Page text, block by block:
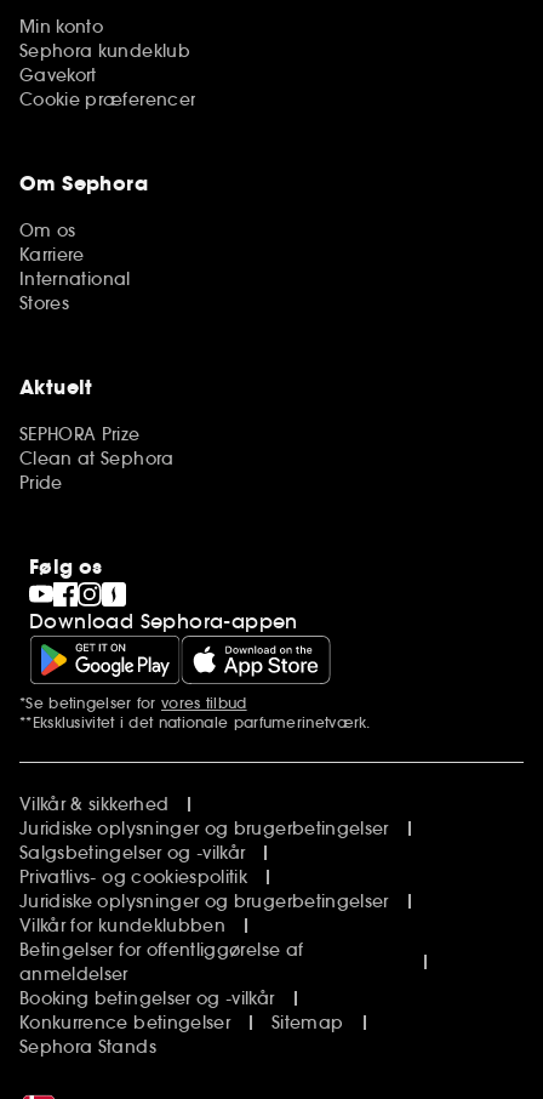
Min konto
Sephora kundeklub
Gavekort
Cookie præferencer
Om Sephora
Om os
Karriere
International
Stores
Aktuelt
SEPHORA Prize
Clean at Sephora
Pride
Følg os
Download Sephora-appen
Yderligere bemærkninger
*Se betingelser for vores tilbud
**Eksklusivitet i det nationale parfumerinetværk.
Vilkår & sikkerhed
Juridiske oplysninger og brugerbetingelser
Salgsbetingelser og -vilkår
Privatlivs- og cookiespolitik
Juridiske oplysninger og brugerbetingelser
Vilkår for kundeklubben
Betingelser for offentliggørelse af
anmeldelser
Booking betingelser og -vilkår
Konkurrence betingelser
Sitemap
Sephora Stands